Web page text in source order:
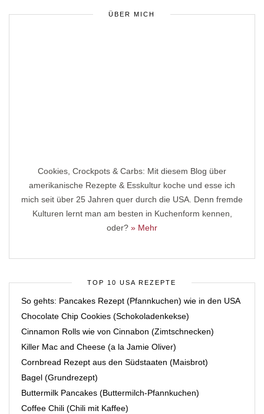
ÜBER MICH
Cookies, Crockpots & Carbs: Mit diesem Blog über
amerikanische Rezepte & Esskultur koche und esse ich
mich seit über 25 Jahren quer durch die USA. Denn fremde
Kulturen lernt man am besten in Kuchenform kennen,
oder? » Mehr
TOP 10 USA REZEPTE
So gehts: Pancakes Rezept (Pfannkuchen) wie in den USA
Chocolate Chip Cookies (Schokoladenkekse)
Cinnamon Rolls wie von Cinnabon (Zimtschnecken)
Killer Mac and Cheese (a la Jamie Oliver)
Cornbread Rezept aus den Südstaaten (Maisbrot)
Bagel (Grundrezept)
Buttermilk Pancakes (Buttermilch-Pfannkuchen)
Coffee Chili (Chili mit Kaffee)